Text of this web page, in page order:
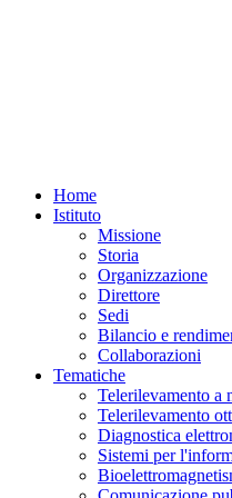
Home
Istituto
Missione
Storia
Organizzazione
Direttore
Sedi
Bilancio e
Collaborazioni
Tematiche
Telerilevamento a
Telerilevamento
Diagnostica
Sistemi per